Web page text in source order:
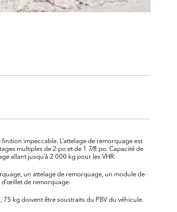
impeccable. L’attelage de remorquage est
multiples de 2 po et de 1 7⁄8 po. Capacité de
allant jusqu’à 2 000 kg pour les VHR.
un attelage de remorquage, un module de
de remorquage.
kg doivent être soustraits du PBV du véhicule.